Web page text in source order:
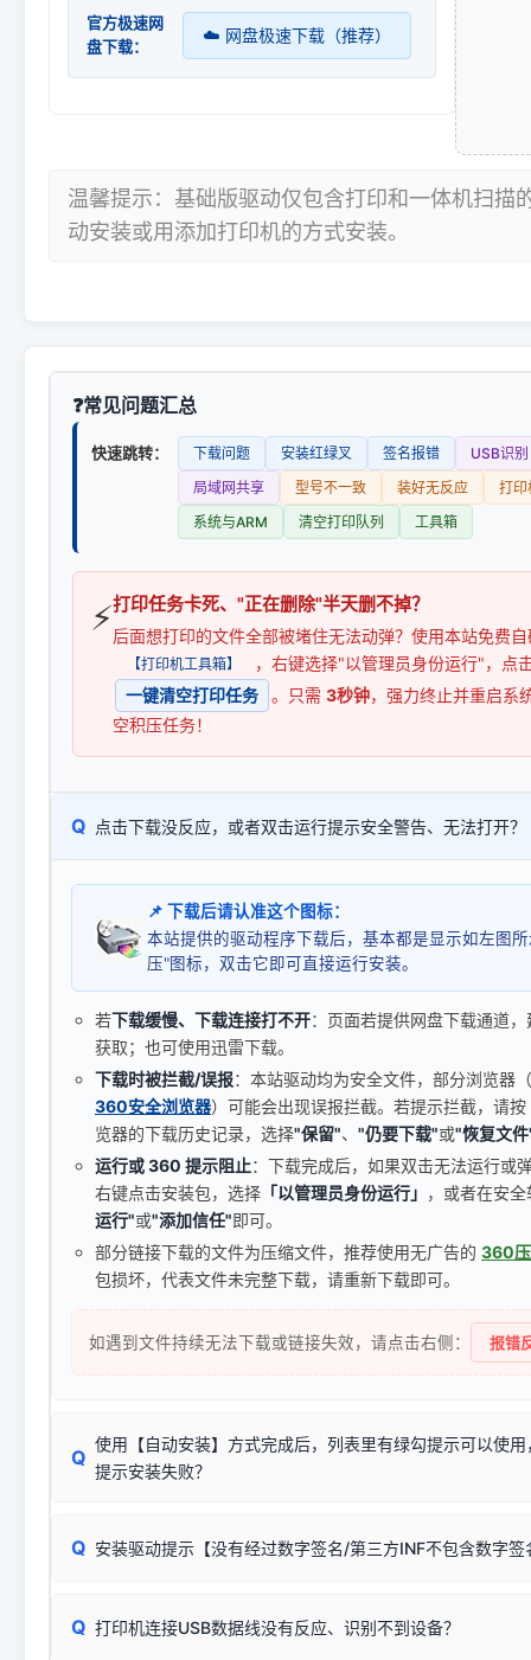
官方极速网
盘下载：
☁️ 网盘极速下载（推荐）
温馨提示：基础版驱动仅包含打印和一体机扫描
动安装或用添加打印机的方式安装。
常见问题汇总
快速跳转： 下载问题 安装红绿叉 签名报错
USB识别
局域网共享
型号不一致 装好无反应
打印
系统与ARM
清空打印队列 工具箱
⚡打印任务卡死、"正在删除"半天删不掉？
后面想打印的文件全部被堵住无法动弹？使用本站免费
【打印机工具箱】
，右键选择"以管理员身份运行"，点
一键清空打印任务
。只需 3秒钟，强力终止并重启系
空积压任务！
Q 点击下载没反应，或者双击运行提示安全警告、无法打开？
📌 下载后请认准这个图标：
本站提供的驱动程序下载后，基本都是显示如左图
压"图标，双击它即可直接运行安装。
若下载缓慢、下载连接打不开：页面若提供网盘下载通道
获取；也可使用迅雷下载。
下载时被拦截/误报：本站驱动均为安全文件，部分浏览器
360安全浏览器）可能会出现误报拦截。若提示拦截，请按
览器的下载历史记录，选择"保留"、 "仍要下载"或"恢复文
运行或 360 提示阻止：下载完成后，如果双击无法运行或
右键点击安装包，选择 「以管理员身份运行」 ，或者在安
运行"或"添加信任"即可。
部分链接下载的文件为压缩文件，推荐使用无广告的 360
包损坏，代表文件未完整下载，请重新下载即可。
如遇到文件持续无法下载或链接失效，请点击右侧： 报错
Q
使用【自动安装】方式完成后，列表里有绿勾提示可以使
提示安装失败？
由于本站驱动包集成了32位和64位驱动，自动安装程序在运
✔ 可以使用了
：代表与您当
Q 安装驱动提示【没有经过数字签名/第三方INF不包含数字
往往会弹出此类提示。
Q 打印机连接USB数据线没有反应、识别不到设备？